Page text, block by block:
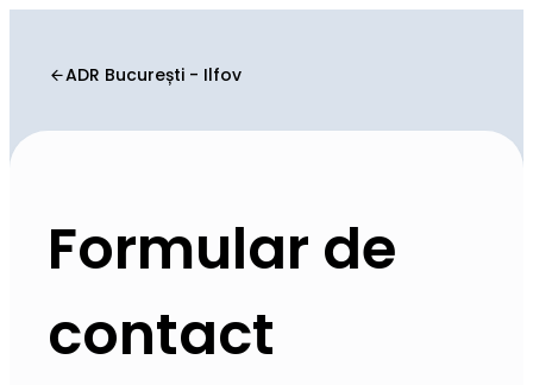
ADR București - Ilfov
Formular de
contact